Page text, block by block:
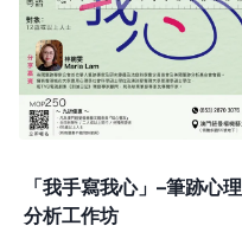
「我手寫我心」–筆跡心理
分析工作坊